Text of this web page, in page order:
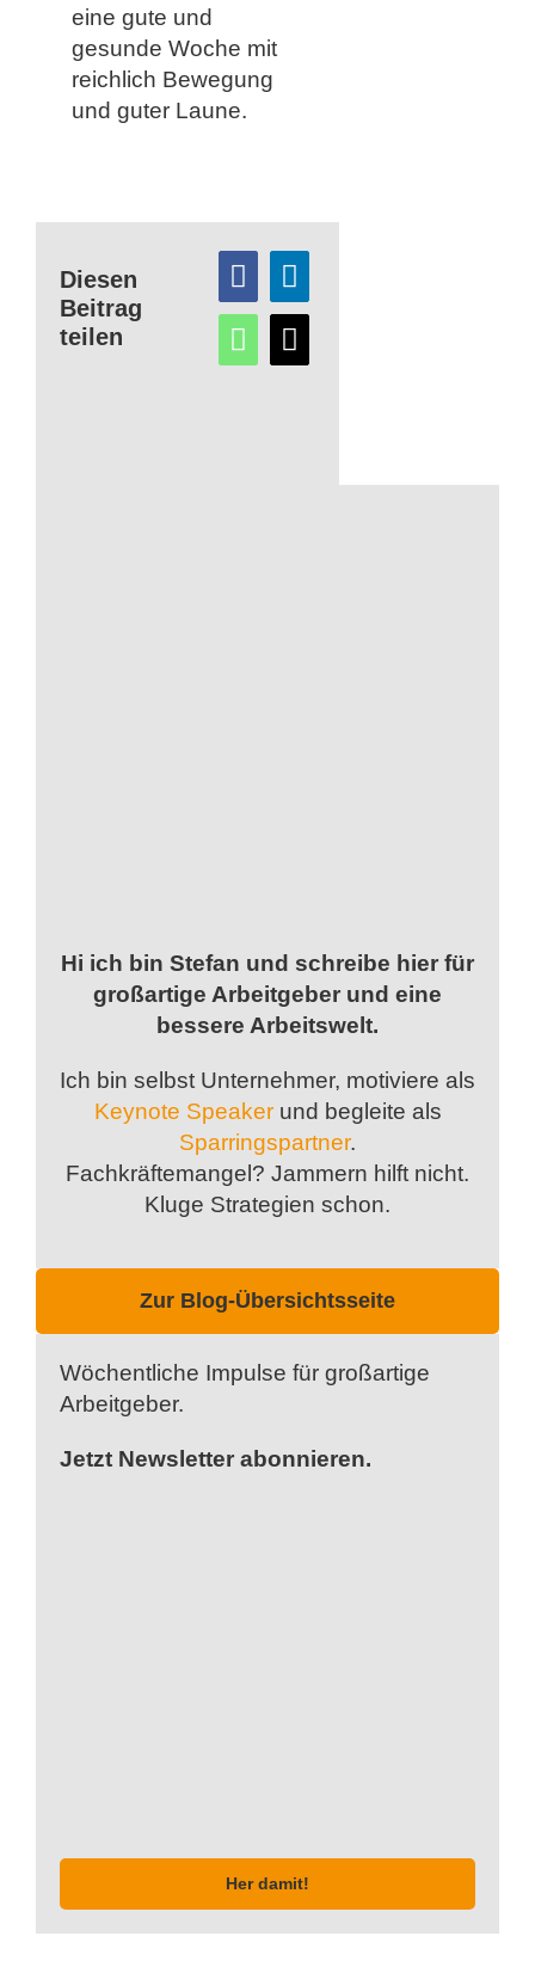
eine gute und
gesunde Woche mit
reichlich Bewegung
und guter Laune.
Diesen
Beitrag
teilen
Hi ich bin Stefan und schreibe hier für
großartige Arbeitgeber und eine
bessere Arbeitswelt.
Ich bin selbst Unternehmer, motiviere als
Keynote Speakerund begleite als
Sparringspartner.
Fachkräftemangel? Jammern hilft nicht.
Kluge Strategien schon.
Zur Blog-Übersichtsseite
Wöchentliche Impulse für großartige
Arbeitgeber.
Jetzt Newsletter abonnieren.
Her damit!